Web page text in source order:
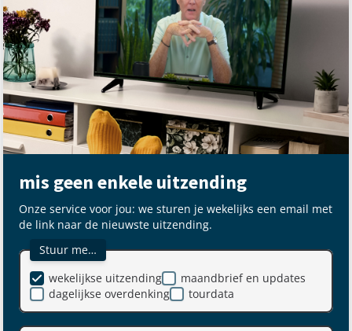
mis geen enkele uitzending
Onze service voor jou: we sturen je wekelijks een email met
de link naar de nieuwste uitzending.
Stuur me…
maandbrief en updates
dagelijkse overdenking
wekelijkse uitzending
tourdata